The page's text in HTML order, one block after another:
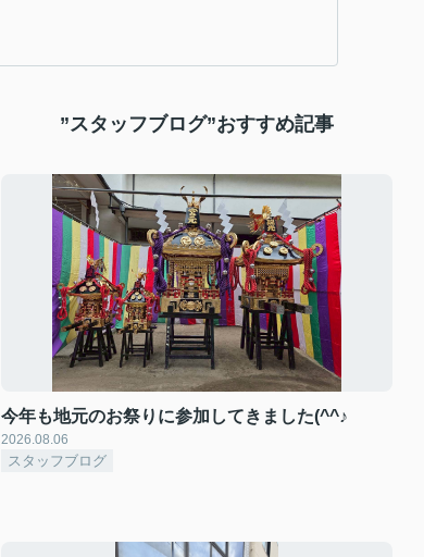
”スタッフブログ”おすすめ記事
今年も地元のお祭りに参加してきました(^^♪
2026.08.06
スタッフブログ